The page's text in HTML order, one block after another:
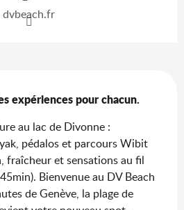
dvbeach.fr
expériences pour chacun.
au lac de Divonne :
pédalos et parcours Wibit
fraîcheur et sensations au fil
Bienvenue au DV Beach
de Genève, la plage de